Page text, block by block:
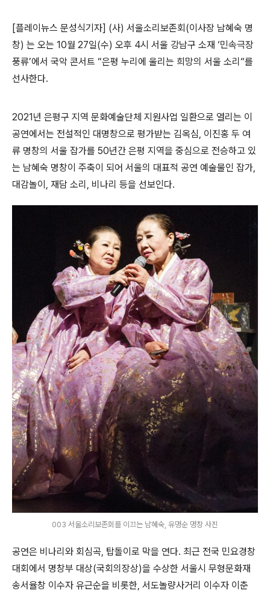
[플레이뉴스 문성식기자] (사) 서울소리보존회 (이사장 남혜숙 명
창) 는 오는 10월 27일(수) 오후 4시 서울 강남구 소재 ‘민속극장
풍류’에서 국악 콘서트 “은평 누리에 울리는 희망의 서울 소리 “를
선사한다.
2021년 은평구 지역 문화예술단체 지원사업 일환으로 열리는 이
공연에서는 전설적인 대명창으로 평가받는 김옥심, 이진홍 두 여
류 명창의 서울 잡가를 50년간 은평 지역을 중심으로 전승하고 있
는 남혜숙 명창이 주축이 되어 서울의 대표적 공연 예술물인 잡가,
대감놀이 , 재담 소리 , 비나리 등을 선보인다.
003 서울소리보존회를 이끄는 남혜숙, 유명순 명창 사진
공연은 비나리와 회심곡, 탑돌이로 막을 연다. 최근 전국 민요경창
대회에서 명창부 대상(국회의장상)을 수상한 서울시 무형문화재
송서율창 이수자 유근순을 비롯한, 서도놀량사거리 이수자 이춘